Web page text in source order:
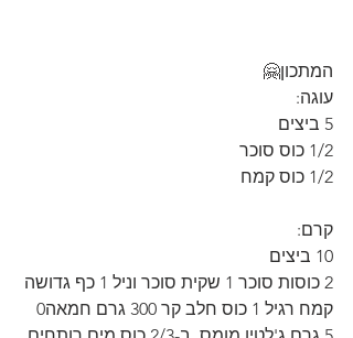
המתכון🤗
עוגה:
5 ביצים
1/2 כוס סוכר
1/2 כוס קמח
קרם:
10 ביצים
2 כוסות סוכר 1 שקית סוכר וניל 1 כף גדושה